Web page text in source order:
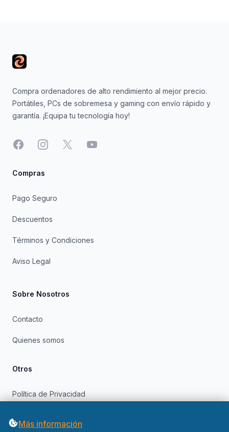
Compra ordenadores de alto rendimiento al mejor precio.
Portátiles, PCs de sobremesa y gaming con envío rápido y
garantía. ¡Equipa tu tecnología hoy!
FacebookInstagram
X YouTube
Compras
Pago Seguro
Descuentos
Términos y Condiciones
Aviso Legal
Sobre Nosotros
Contacto
Quienes somos
Otros
Política de Privacidad
Más información